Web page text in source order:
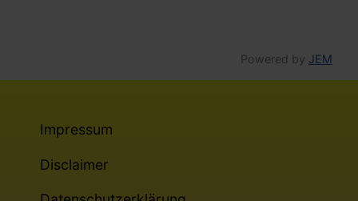
Powered by JEM
Impressum
Disclaimer